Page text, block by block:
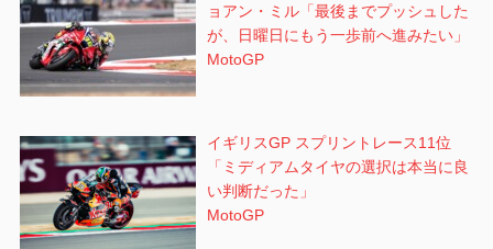
ョアン・ミル「最後までプッシュした
が、日曜日にもう一歩前へ進みたい」
MotoGP
イギリスGP スプリントレース11位
「ミディアムタイヤの選択は本当に良
い判断だった」
MotoGP